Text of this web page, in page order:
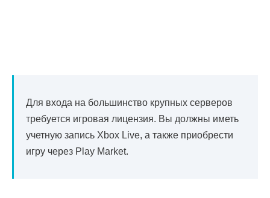
Для входа на большинство крупных серверов
требуется игровая лицензия. Вы должны иметь
учетную запись Xbox Live, а также приобрести
игру через Play Market.